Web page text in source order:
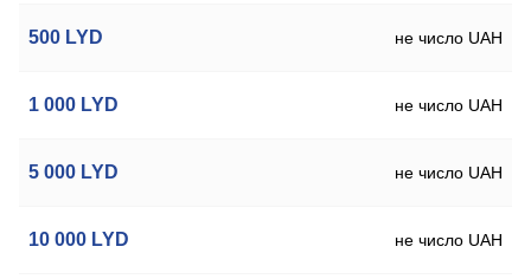
500 LYD не число UAH
1 000 LYD не число UAH
5 000 LYD не число UAH
10 000 LYD не число UAH